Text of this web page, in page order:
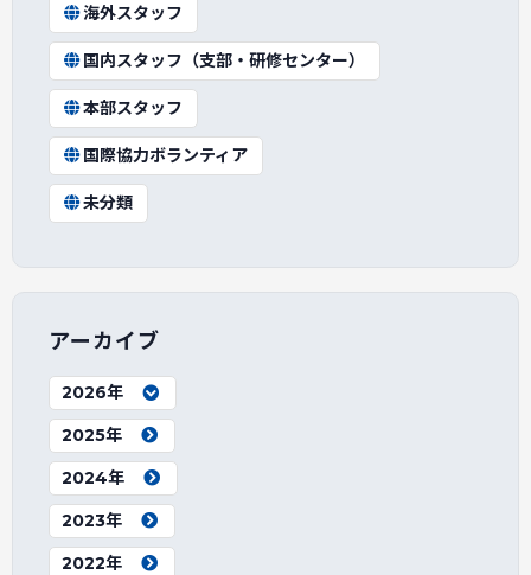
海外スタッフ
国内スタッフ（支部・研修センター）
本部スタッフ
国際協力ボランティア
未分類
アーカイブ
2026年
2025年
2024年
2023年
2022年